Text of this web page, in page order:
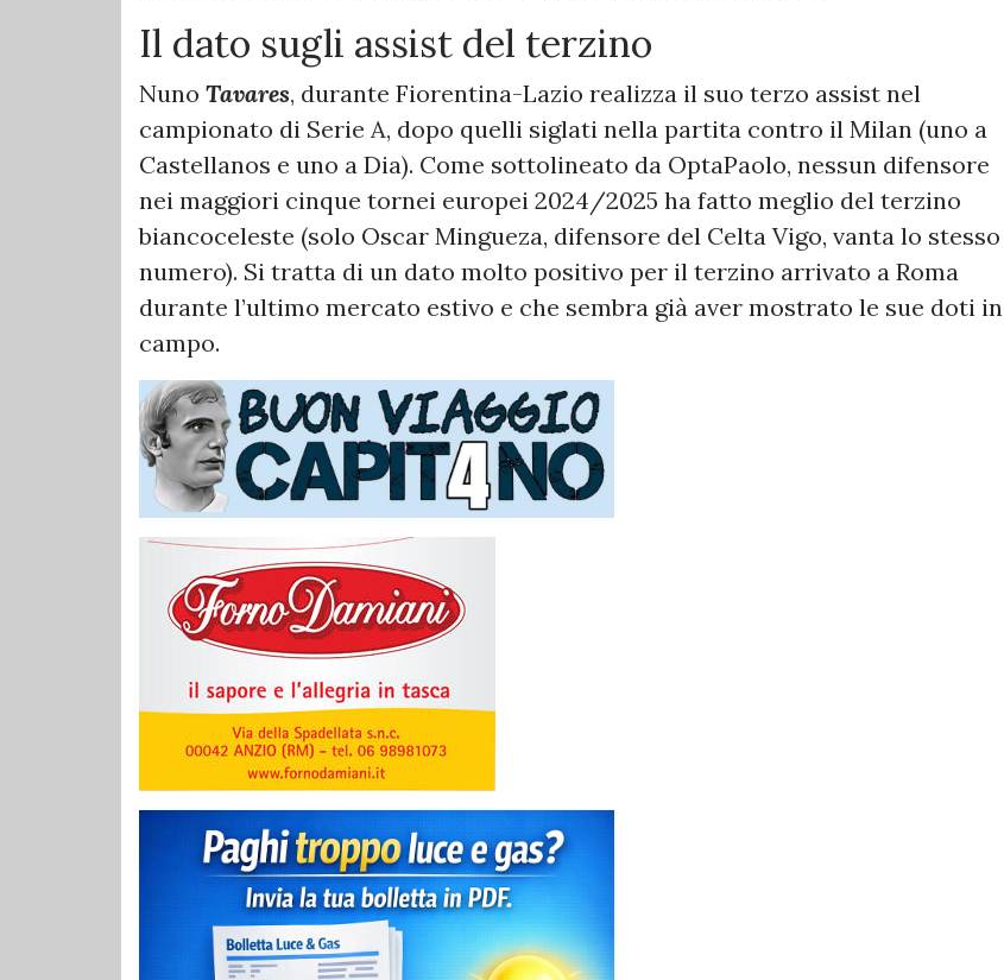
Il dato sugli assist del terzino
Nuno Tavares, durante Fiorentina-Lazio realizza il suo terzo assist nel
campionato di Serie A, dopo quelli siglati nella partita contro il Milan (uno a
Castellanos e uno a Dia). Come sottolineato da OptaPaolo, nessun difensore
nei maggiori cinque tornei europei 2024/2025 ha fatto meglio del terzino
biancoceleste (solo Oscar Mingueza, difensore del Celta Vigo, vanta lo stesso
numero). Si tratta di un dato molto positivo per il terzino arrivato a Roma
durante l’ultimo mercato estivo e che sembra già aver mostrato le sue doti in
campo.